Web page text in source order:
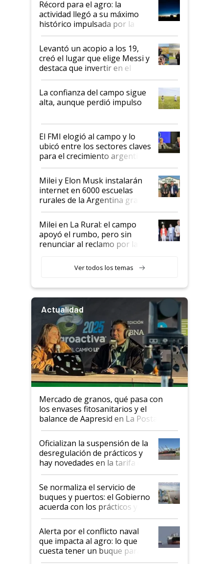
liderazgo en un semestre
récord
Récord para el agro: la
actividad llegó a su máximo
histórico impulsada por la
cosecha y las exportaciones
Levantó un acopio a los 19,
creó el lugar que elige Messi y
destaca que invertir en el
kirchnerismo era como "darle
plata a un hijo para droga":
Juan Félix Rossetti, el libertario
que de una dura crisis salió
de Milei
La confianza del campo sigue
alta, aunque perdió impulso
El FMI elogió al campo y lo
ubicó entre los sectores claves
para el crecimiento argentino
Milei y Elon Musk instalarán
internet en 6000 escuelas
rurales de la Argentina gracias
a un acuerdo con Starlink
Milei en La Rural: el campo
apoyó el rumbo, pero sin
renunciar al reclamo por las
Ver todos los temas
Actualidad
Mercado de granos, qué pasa con
los envases fitosanitarios y el
balance de Aapresid en La Posta
Oficializan la suspensión de la
desregulación de prácticos y
hay novedades en la tarifa de
la hidrovía
Se normaliza el servicio de
buques y puertos: el Gobierno
acuerda con los prácticos y
suspende el decreto de
desregulación
Alerta por el conflicto naval
que impacta al agro: lo que
cuesta tener un buque parado
y el peligro de que Argentina